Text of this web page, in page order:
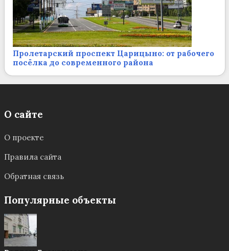
Пролетарский проспект Царицыно: от рабочего
посёлка до современного района
О сайте
О проекте
Правила сайта
Обратная связь
Популярные объекты